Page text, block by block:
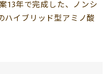
13年で完成した、ノンシ
ハイブリッド型アミノ酸